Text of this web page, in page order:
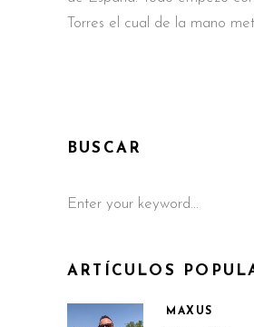
Torres el cual de la mano
BUSCAR
for:
ARTÍCULOS
MAXUS